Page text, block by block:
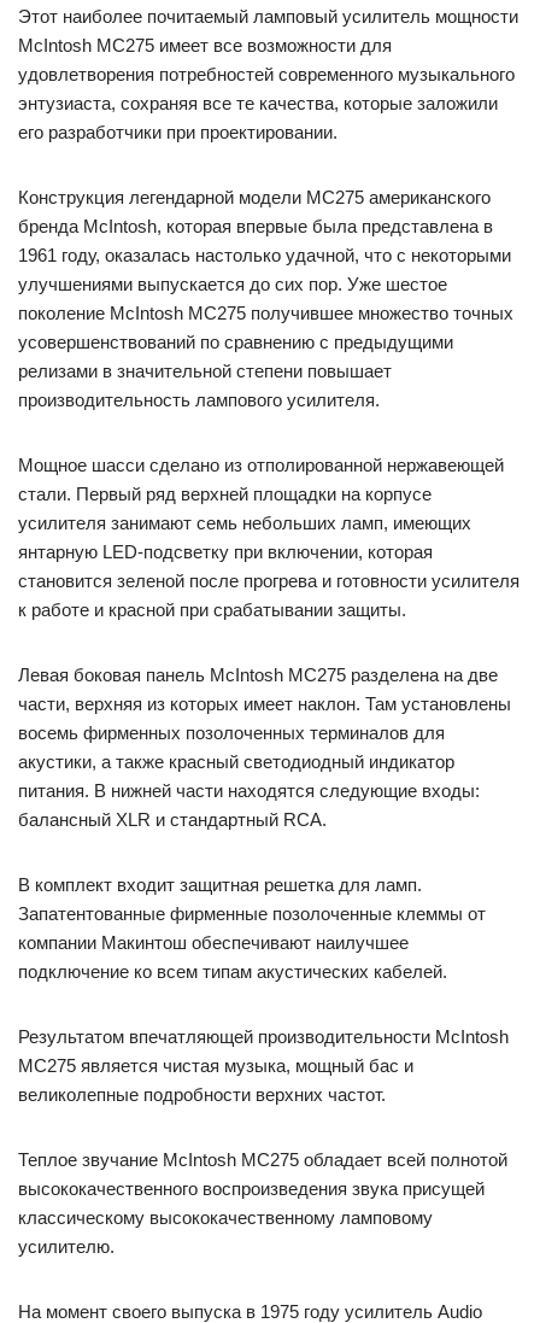
Этот наиболее почитаемый ламповый усилитель мощности
McIntosh MC275 имеет все возможности для
удовлетворения потребностей современного музыкального
энтузиаста, сохраняя все те качества, которые заложили
его разработчики при проектировании.
Конструкция легендарной модели MC275 американского
бренда McIntosh, которая впервые была представлена в
1961 году, оказалась настолько удачной, что с некоторыми
улучшениями выпускается до сих пор. Уже шестое
поколение McIntosh MC275 получившее множество точных
усовершенствований по сравнению с предыдущими
релизами в значительной степени повышает
производительность лампового усилителя.
Мощное шасси сделано из отполированной нержавеющей
стали. Первый ряд верхней площадки на корпусе
усилителя занимают семь небольших ламп, имеющих
янтарную LED-подсветку при включении, которая
становится зеленой после прогрева и готовности усилителя
к работе и красной при срабатывании защиты.
Левая боковая панель McIntosh MC275 разделена на две
части, верхняя из которых имеет наклон. Там установлены
восемь фирменных позолоченных терминалов для
акустики, а также красный светодиодный индикатор
питания. В нижней части находятся следующие входы:
балансный XLR и стандартный RCA.
В комплект входит защитная решетка для ламп.
Запатентованные фирменные позолоченные клеммы от
компании Макинтош обеспечивают наилучшее
подключение ко всем типам акустических кабелей.
Результатом впечатляющей производительности McIntosh
MC275 является чистая музыка, мощный бас и
великолепные подробности верхних частот.
Теплое звучание McIntosh MC275 обладает всей полнотой
высококачественного воспроизведения звука присущей
классическому высококачественному ламповому
усилителю.
На момент своего выпуска в 1975 году усилитель Audio